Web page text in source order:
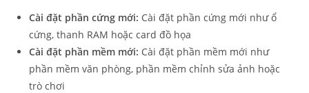
Cài đặt phần cứng mới: Cài đặt phần cứng mới như ổ
cứng, thanh RAM hoặc card đồ họa
Cài đặt phần mềm mới: Cài đặt phần mềm mới như
phần mềm văn phòng, phần mềm chỉnh sửa ảnh hoặc
trò chơi